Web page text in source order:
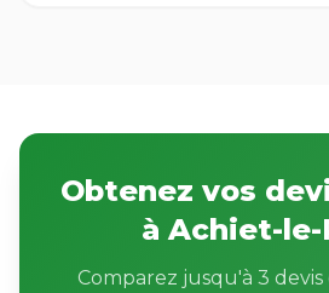
Obtenez vos
à Achiet-
Comparez jusqu'à 3